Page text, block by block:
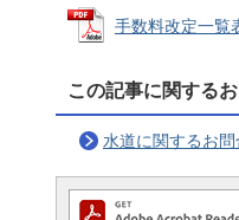
手数料改定一覧
この記事に関する
水道に関するお